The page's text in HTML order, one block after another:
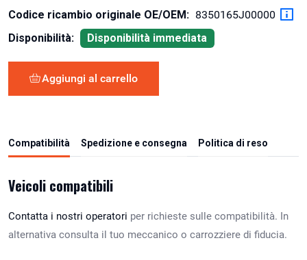
Codice ricambio originale OE/OEM: 8350165J00000
Disponibilità:
Disponibilità immediata
Aggiungi al carrello
Compatibilità Spedizione e consegna Politica di reso
Veicoli compatibili
Contatta i nostri operatori per richieste sulle compatibilità. In
alternativa consulta il tuo meccanico o carrozziere di fiducia.